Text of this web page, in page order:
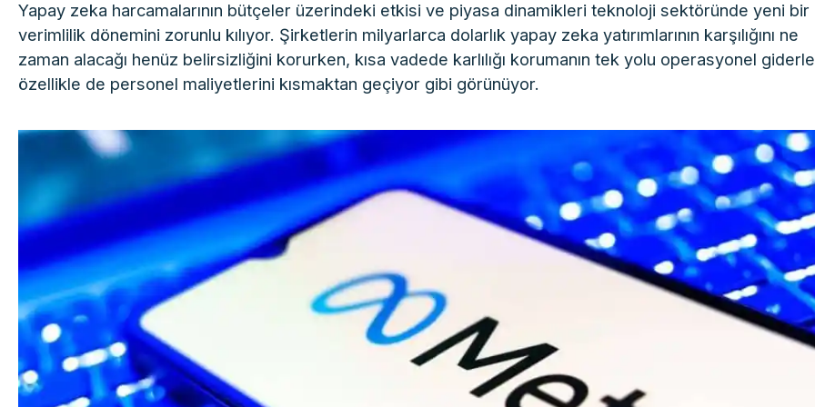
Yapay zeka harcamalarının bütçeler üzerindeki etkisi ve piyasa dinamikleri teknoloji sektöründe yeni bir
verimlilik dönemini zorunlu kılıyor. Şirketlerin milyarlarca dolarlık yapay zeka yatırımlarının karşılığını ne
zaman alacağı henüz belirsizliğini korurken, kısa vadede karlılığı korumanın tek yolu operasyonel
özellikle de personel maliyetlerini kısmaktan geçiyor gibi görünüyor.